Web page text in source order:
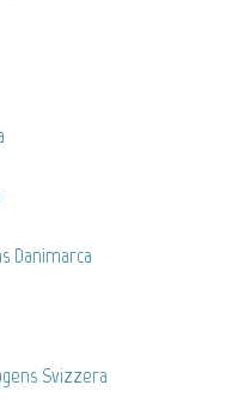
Danimarca
Svizzera